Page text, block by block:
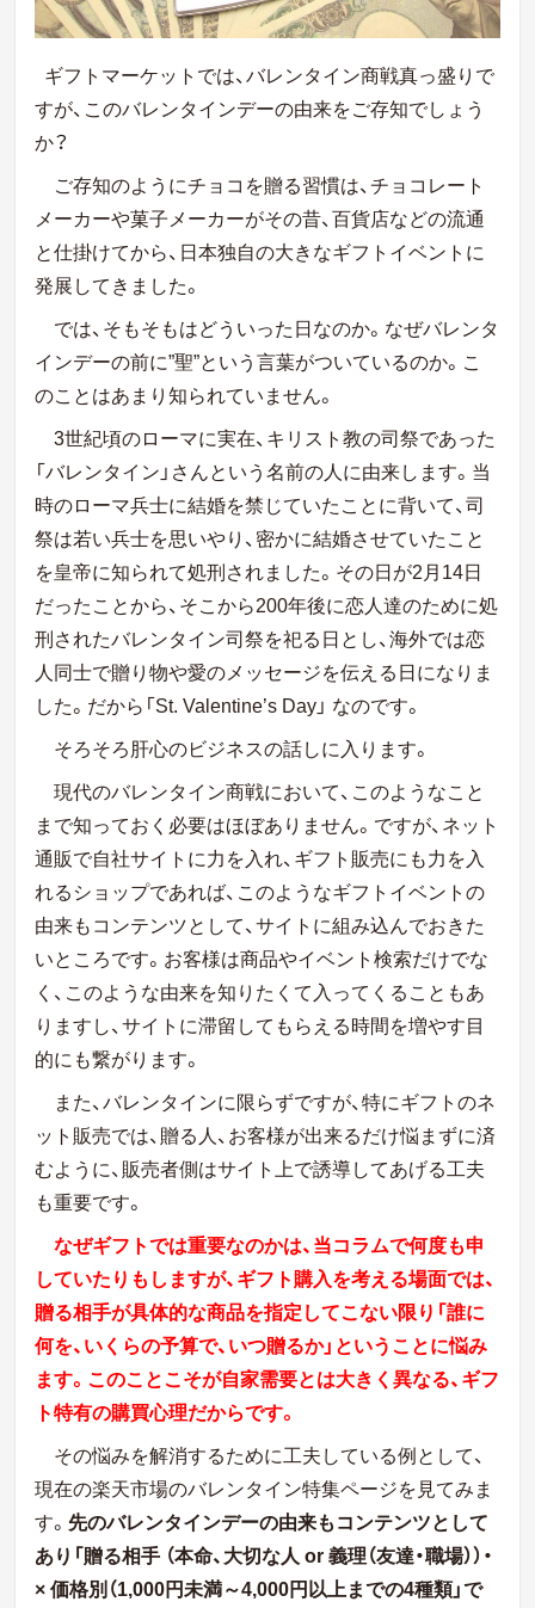
ギフトマーケットでは、バレンタイン商戦真っ盛りで
すが、このバレンタインデーの由来をご存知でしょう
か？
ご存知のようにチョコを贈る習慣は、チョコレート
メーカーや菓子メーカーがその昔、百貨店などの流通
と仕掛けてから、日本独自の大きなギフトイベントに
発展してきました。
では、そもそもはどういった日なのか。なぜバレンタ
インデーの前に”聖”という言葉がついているのか。こ
のことはあまり知られていません。
3世紀頃のローマに実在、キリスト教の司祭であった
「バレンタイン」さんという名前の人に由来します。当
時のローマ兵士に結婚を禁じていたことに背いて、司
祭は若い兵士を思いやり、密かに結婚させていたこと
を皇帝に知られて処刑されました。その日が2月14日
だったことから、そこから200年後に恋人達のために処
刑されたバレンタイン司祭を祀る日とし、海外では恋
人同士で贈り物や愛のメッセージを伝える日になりま
した。だから「St. Valentine’s Day」 なのです。
そろそろ肝心のビジネスの話しに入ります。
現代のバレンタイン商戦において、このようなこと
まで知っておく必要はほぼありません。ですが、ネット
通販で自社サイトに力を入れ、ギフト販売にも力を入
れるショップであれば、このようなギフトイベントの
由来もコンテンツとして、サイトに組み込んでおきた
いところです。お客様は商品やイベント検索だけでな
く、このような由来を知りたくて入ってくることもあ
りますし、サイトに滞留してもらえる時間を増やす目
的にも繋がります。
また、バレンタインに限らずですが、特にギフトのネ
ット販売では、贈る人、お客様が出来るだけ悩まずに済
むように、販売者側はサイト上で誘導してあげる工夫
も重要です。
なぜギフトでは重要なのかは、当コラムで何度も申
していたりもしますが、ギフト購入を考える場面では、
贈る相手が具体的な商品を指定してこない限り「誰に
何を、いくらの予算で、いつ贈るか」ということに悩み
ます。このことこそが自家需要とは大きく異なる、ギフ
ト特有の購買心理だからです。
その悩みを解消するために工夫している例として、
現在の楽天市場のバレンタイン特集ページを見てみま
す。 先のバレンタインデーの由来もコンテンツとして
あり「贈る相手 （本命、大切な人 or義理（友達・職場））・
×価格別（1,000円未満～4,000円以上までの4種類」で